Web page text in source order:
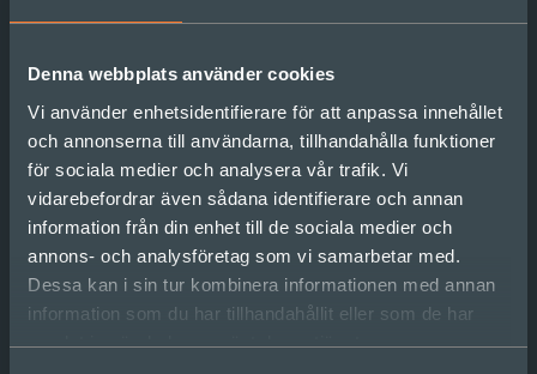
Denna webbplats använder cookies
Vi använder enhetsidentifierare för att anpassa innehållet
och annonserna till användarna, tillhandahålla funktioner
för sociala medier och analysera vår trafik. Vi
vidarebefordrar även sådana identifierare och annan
information från din enhet till de sociala medier och
annons- och analysföretag som vi samarbetar med.
Dessa kan i sin tur kombinera informationen med annan
information som du har tillhandahållit eller som de har
samlat in när du har använt deras tjänster.
Teori X och Y
antaganden om
motivation